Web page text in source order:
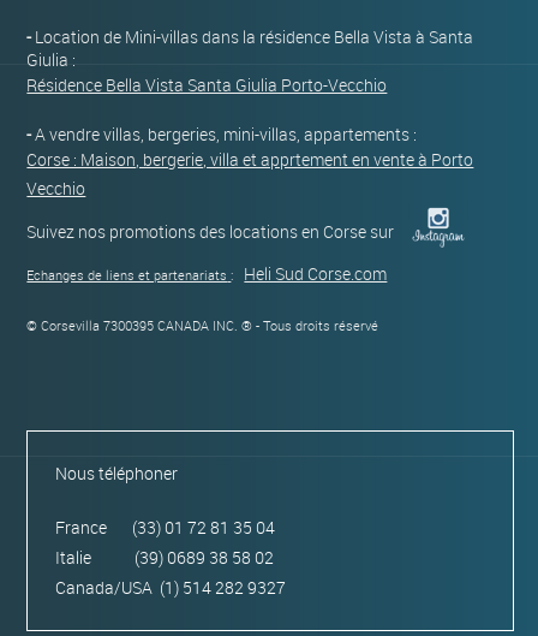
-Location de Mini-villas dans la résidence Bella Vista à Santa
Giulia :
Résidence Bella Vista Santa Giulia Porto-Vecchio
-A vendre villas, bergeries, mini-villas, appartements :
Corse : Maison, bergerie, villa et apprtement en vente à Porto
Vecchio
Suivez nos promotions des locations en Corse sur
Echanges de liens et partenariats : Heli Sud Corse.com
© Corsevilla 7300395 CANADA INC. ® - Tous droits réservé
Nous téléphoner
France (33) 01 72 81 35 04
Italie (39) 0689 38 58 02
Canada/USA (1) 514 282 9327